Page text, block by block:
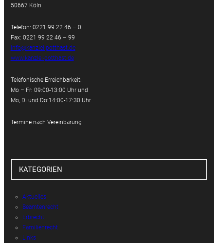
50667 Köln
Telefon: 0221 99 22 46 – 0
Fax: 0221 99 22 46 – 99
info@kanzlei-potthast.de
www.kanzlei-potthast.de
Telefonische Erreichbarkeit:
Mo – Fr: 09:00-13:00 Uhr und
Mo, Di und Do:14:00-17:30 Uhr
Termine nach Vereinbarung
KATEGORIEN
Aktuelles
Beamtenrecht
Erbrecht
Familienrecht
Links